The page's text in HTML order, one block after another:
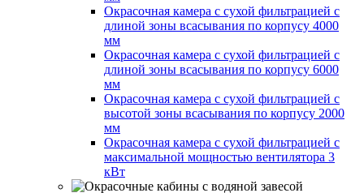
Окрасочная камера с сухой фильтрацией с
длиной зоны всасывания по корпусу 4000
мм
Окрасочная камера с сухой фильтрацией с
длиной зоны всасывания по корпусу 6000
мм
Окрасочная камера с сухой фильтрацией с
высотой зоны всасывания по корпусу 2000
мм
Окрасочная камера с сухой фильтрацией с
максимальной мощностью вентилятора 3
кВт